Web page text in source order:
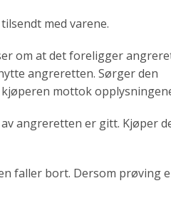
med varene.
om at det foreligger
angreretten. Sørger den
mottok
angreretten er gitt. Kjøper
faller bort. Dersom prøving